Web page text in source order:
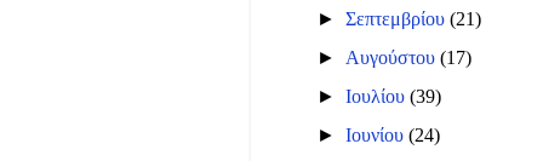
►Σεπτεμβρίου(21)
► Αυγούστου(17)
►Ιουλίου(39)
►Ιουνίου(24)